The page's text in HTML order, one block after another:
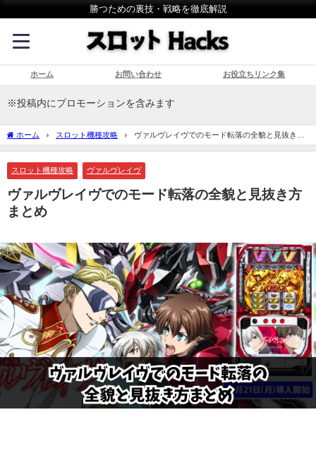
勝つための裏技・戦略を徹底解説
ホーム お問い合わせ お役立ちリンク集
※投稿内にプロモーションを含みます
ホーム スロット機種攻略
ヴァルヴレイヴでのモード転落の全貌と見抜き方
まとめ
スロット機種攻略 ヴァルヴレイヴ
ヴァルヴレイヴでのモード転落の全貌と見抜き方
まとめ